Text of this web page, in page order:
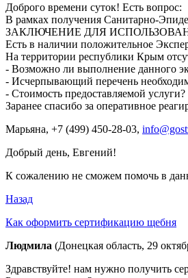
Доброго времени суток! Есть вопрос:
В рамках получения Санитарно-
ЗАКЛЮЧЕНИЕ ДЛЯ
Есть в наличии положительное
На территории республики Крым
- Возможно ли выполнение данного
- Исчерпывающий перечень
- Стоимость предоставляемой услуги?
Заранее спасибо за оперативное
Марьяна, +7 (499) 450-28-03,
Добрый день, Евгений!
К сожалению не сможем помочь в
Назад
Как оформить сертификацию щебня
Людмила (Донецкая область, 29
Здравствуйте! нам нужно получить